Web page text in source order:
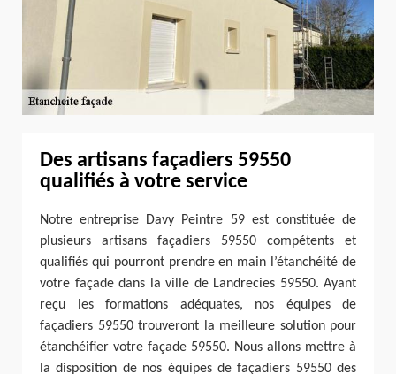
Des artisans façadiers 59550
qualifiés à votre service
Notre entreprise Davy Peintre 59 est constituée de
plusieurs artisans façadiers 59550 compétents et
qualifiés qui pourront prendre en main l’étanchéité de
votre façade dans la ville de Landrecies 59550. Ayant
reçu les formations adéquates, nos équipes de
façadiers 59550 trouveront la meilleure solution pour
étanchéifier votre façade 59550. Nous allons mettre à
la disposition de nos équipes de façadiers 59550 des